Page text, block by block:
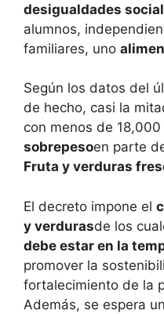
desigualdades
alumnos,
familiares, uno
Según los datos del
de hecho, casi la
con menos de
sobrepesoen parte
Fruta y verduras
El decreto impone el
y verdurasde los
debe estar en la
promover la
fortalecimiento de la
Además, se espera